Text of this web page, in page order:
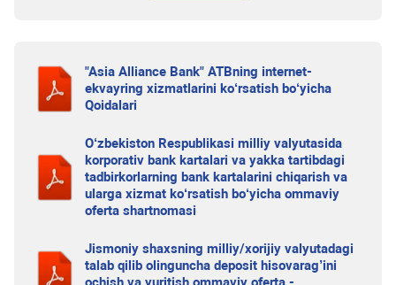
"Asia Alliance Bank" ATBning internet-
ekvayring xizmatlarini ko‘rsatish bo‘yicha
Qoidalari
O‘zbekiston Respublikasi milliy valyutasida
korporativ bank kartalari va yakka tartibdagi
tadbirkorlarning bank kartalarini chiqarish va
ularga xizmat ko‘rsatish bo‘yicha ommaviy
oferta shartnomasi
Jismoniy shaxsning milliy/xorijiy valyutadagi
talab qilib olinguncha deposit hisovarag’ini